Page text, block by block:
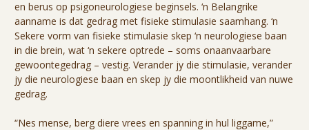
en berus op psigoneurologiese beginsels. ‘n Belangrike
aanname is dat gedrag met fisieke stimulasie saamhang. ‘n
Sekere vorm van fisieke stimulasie skep ‘n neurologiese baan
in die brein, wat ‘n sekere optrede – soms onaanvaarbare
gewoontegedrag – vestig. Verander jy die stimulasie, verander
jy die neurologiese baan en skep jy die moontlikheid van nuwe
gedrag.
“Nes mense, berg diere vrees en spanning in hul liggame,”